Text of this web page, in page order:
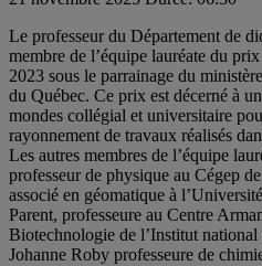
Le professeur du Département de
membre de l’équipe lauréate du
2023 sous le parrainage du
du Québec. Ce prix est décerné à
mondes collégial et universitaire
rayonnement de travaux réalisés
Les autres membres de l’équipe
professeur de physique au Cégep
associé en géomatique à
Parent, professeure au Centre
Biotechnologie de l’Institut
Johanne Roby professeure de